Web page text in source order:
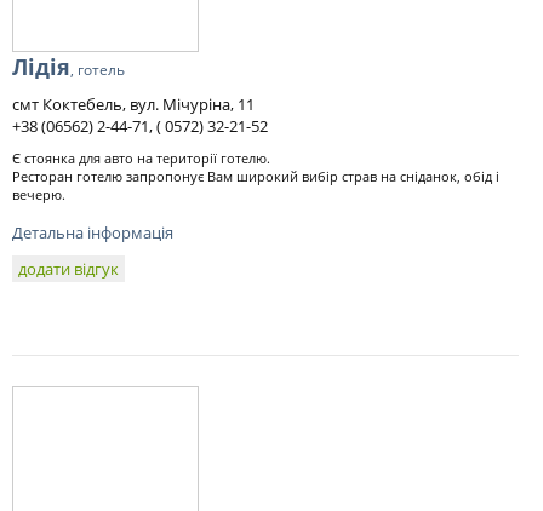
Лідія, готель
смт Коктебель, вул. Мічуріна, 11
+38 (06562) 2-44-71, ( 0572) 32-21-52
Є стоянка для авто на території готелю.
Ресторан готелю запропонує Вам широкий вибір страв на сніданок, обід і
вечерю.
Детальна інформація
додати відгук